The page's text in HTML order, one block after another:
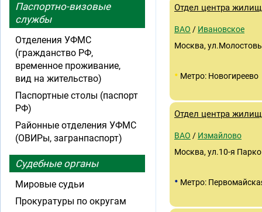
Отдел центра
ВАО / Ивановское
Москва,
• Метро: Новогиреево
Отдел центра
ВАО / Измайлово
Москва, ул.10-я
• Метро:
Паспортно-визовые
службы
Отделения УФМС
(гражданство РФ,
временное проживание,
вид на жительство)
Паспортные столы (паспорт
РФ)
Районные отделения УФМС
(ОВИРы, загранпаспорт)
Судебные органы
Мировые судьи
Прокуратуры по округам